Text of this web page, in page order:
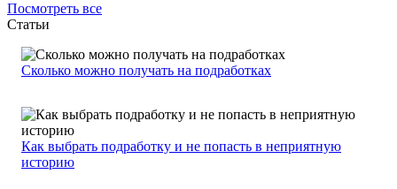
Посмотреть все
Статьи
Сколько можно получать на подработках
Как выбрать подработку и не попасть в неприятную
историю